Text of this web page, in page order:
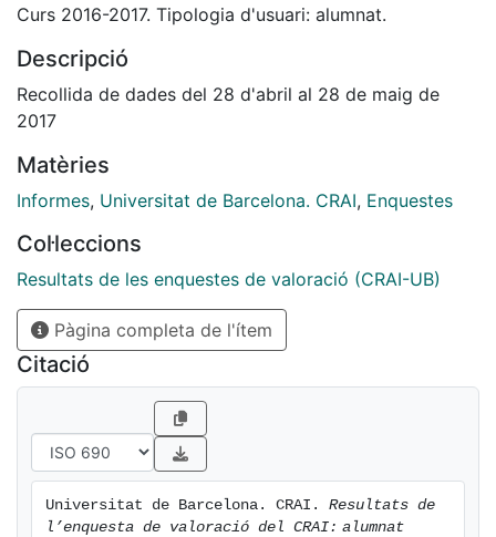
Curs 2016-2017. Tipologia d'usuari: alumnat.
Descripció
Recollida de dades del 28 d'abril al 28 de maig de
2017
Matèries
Informes, Universitat de Barcelona. CRAI, Enquestes
Col·leccions
Resultats de les enquestes de valoració (CRAI-UB)
Pàgina completa de l'ítem
Citació
Universitat de Barcelona. CRAI. Resultats de
l’enquesta de valoració del CRAI: alumnat